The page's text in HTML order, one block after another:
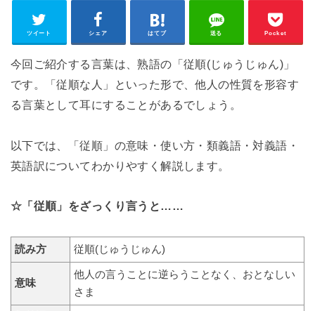
ツイート シェア はてブ 送る Pocket
今回ご紹介する言葉は、熟語の「従順(じゅうじゅん)」
です。「従順な人」といった形で、他人の性質を形容す
る言葉として耳にすることがあるでしょう。
以下では、「従順」の意味・使い方・類義語・対義語・
英語訳についてわかりやすく解説します。
☆「従順」をざっくり言うと……
読み方 従順(じゅうじゅん)
意味
他人の言うことに逆らうことなく、おとなしい
さま